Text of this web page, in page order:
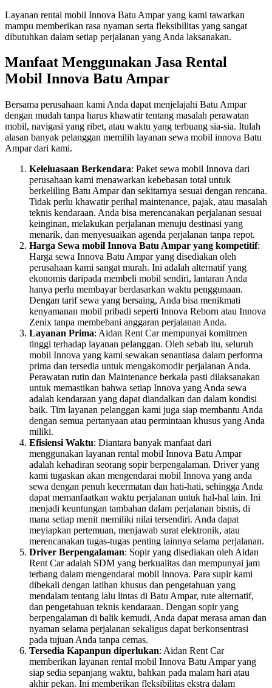
Layanan rental mobil Innova Batu Ampar yang kami tawarkan
mampu memberikan rasa nyaman serta fleksibilitas yang sangat
dibutuhkan dalam setiap perjalanan yang Anda laksanakan.
Manfaat Menggunakan Jasa Rental
Mobil Innova Batu Ampar
Bersama perusahaan kami Anda dapat menjelajahi Batu Ampar
dengan mudah tanpa harus khawatir tentang masalah perawatan
mobil, navigasi yang ribet, atau waktu yang terbuang sia-sia. Itulah
alasan banyak pelanggan memilih layanan sewa mobil innova Batu
Ampar dari kami.
Keleluasaan Berkendara: Paket sewa mobil Innova dari
perusahaan kami menawarkan kebebasan total untuk
berkeliling Batu Ampar dan sekitarnya sesuai dengan rencana.
Tidak perlu khawatir perihal maintenance, pajak, atau masalah
teknis kendaraan. Anda bisa merencanakan perjalanan sesuai
keinginan, melakukan perjalanan menuju destinasi yang
menarik, dan menyesuaikan agenda perjalanan tanpa repot.
Harga Sewa mobil Innova Batu Ampar yang kompetitif:
Harga sewa Innova Batu Ampar yang disediakan oleh
perusahaan kami sangat murah. Ini adalah alternatif yang
ekonomis daripada membeli mobil sendiri, lantaran Anda
hanya perlu membayar berdasarkan waktu penggunaan.
Dengan tarif sewa yang bersaing, Anda bisa menikmati
kenyamanan mobil pribadi seperti Innova Reborn atau Innova
Zenix tanpa membebani anggaran perjalanan Anda.
Layanan Prima: Aidan Rent Car mempunyai komitmen
tinggi terhadap layanan pelanggan. Oleh sebab itu, seluruh
mobil Innova yang kami sewakan senantiasa dalam performa
prima dan tersedia untuk mengakomodir perjalanan Anda.
Perawatan rutin dan Maintenance berkala pasti dilaksanakan
untuk memastikan bahwa setiap Innova yang Anda sewa
adalah kendaraan yang dapat diandalkan dan dalam kondisi
baik. Tim layanan pelanggan kami juga siap membantu Anda
dengan semua pertanyaan atau permintaan khusus yang Anda
miliki.
Efisiensi Waktu: Diantara banyak manfaat dari
menggunakan layanan rental mobil Innova Batu Ampar
adalah kehadiran seorang sopir berpengalaman. Driver yang
kami tugaskan akan mengendarai mobil Innova yang anda
sewa dengan penuh kecermatan dan hati-hati, sehingga Anda
dapat memanfaatkan waktu perjalanan untuk hal-hal lain. Ini
menjadi keuntungan tambahan dalam perjalanan bisnis, di
mana setiap menit memiliki nilai tersendiri. Anda dapat
meyiapkan pertemuan, menjawab surat elektronik, atau
merencanakan tugas-tugas penting lainnya selama perjalanan.
Driver Berpengalaman: Sopir yang disediakan oleh Aidan
Rent Car adalah SDM yang berkualitas dan mempunyai jam
terbang dalam mengendarai mobil Innova. Para supir kami
dibekali dengan latihan khusus dan pengetahuan yang
mendalam tentang lalu lintas di Batu Ampar, rute alternatif,
dan pengetahuan teknis kendaraan. Dengan sopir yang
berpengalaman di balik kemudi, Anda dapat merasa aman dan
nyaman selama perjalanan sekaligus dapat berkonsentrasi
pada tujuan Anda tanpa cemas.
Tersedia Kapanpun diperlukan: Aidan Rent Car
memberikan layanan rental mobil Innova Batu Ampar yang
siap sedia sepanjang waktu, bahkan pada malam hari atau
akhir pekan. Ini memberikan fleksibilitas ekstra dalam